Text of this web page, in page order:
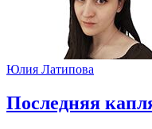
Юлия Латипова
​Последняя